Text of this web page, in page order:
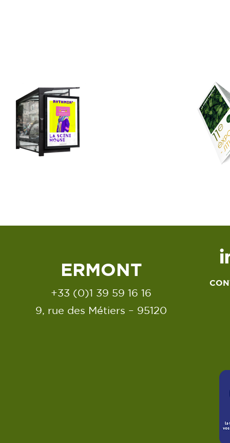
ERMONT
+33 (0)1 39 59 16 16
9, rue des Métiers – 95120